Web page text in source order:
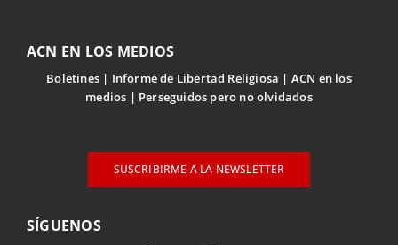
ACN EN LOS MEDIOS
Boletines Informe de Libertad Religiosa
ACN en los
medios
Perseguidos pero no olvidados
SUSCRIBIRME A LA NEWSLETTER
SÍGUENOS